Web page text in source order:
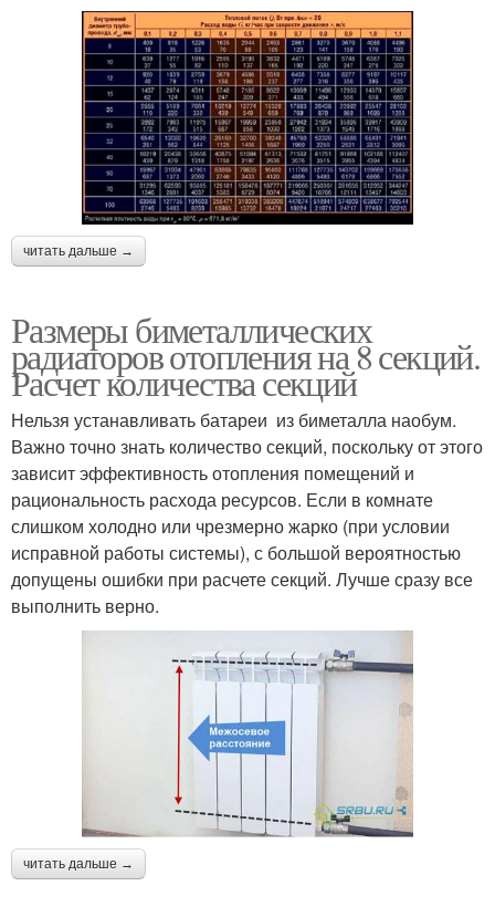
читать дальше →
Размеры биметаллических
радиаторов отопления на 8 секций.
Расчет количества секций
Нельзя устанавливать батареи из биметалла наобум.
Важно точно знать количество секций, поскольку от этого
зависит эффективность отопления помещений и
рациональность расхода ресурсов. Если в комнате
слишком холодно или чрезмерно жарко (при условии
исправной работы системы), с большой вероятностью
допущены ошибки при расчете секций. Лучше сразу все
выполнить верно.
читать дальше →